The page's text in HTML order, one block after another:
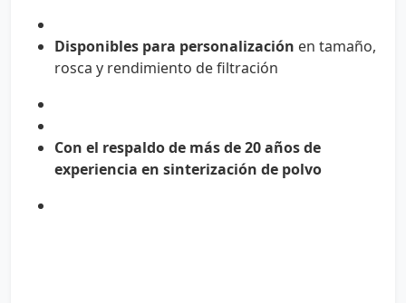
Disponibles para personalización en tamaño,
rosca y rendimiento de filtración
Con el respaldo de más de 20 años de
experiencia en sinterización de polvo